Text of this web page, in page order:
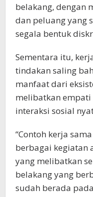
belakang, dengan
dan peluang yang
segala bentuk
Sementara itu,
tindakan saling
manfaat dari
melibatkan
interaksi sosial
“Contoh kerja
berbagai kegiatan
yang melibatkan
belakang yang
sudah berada